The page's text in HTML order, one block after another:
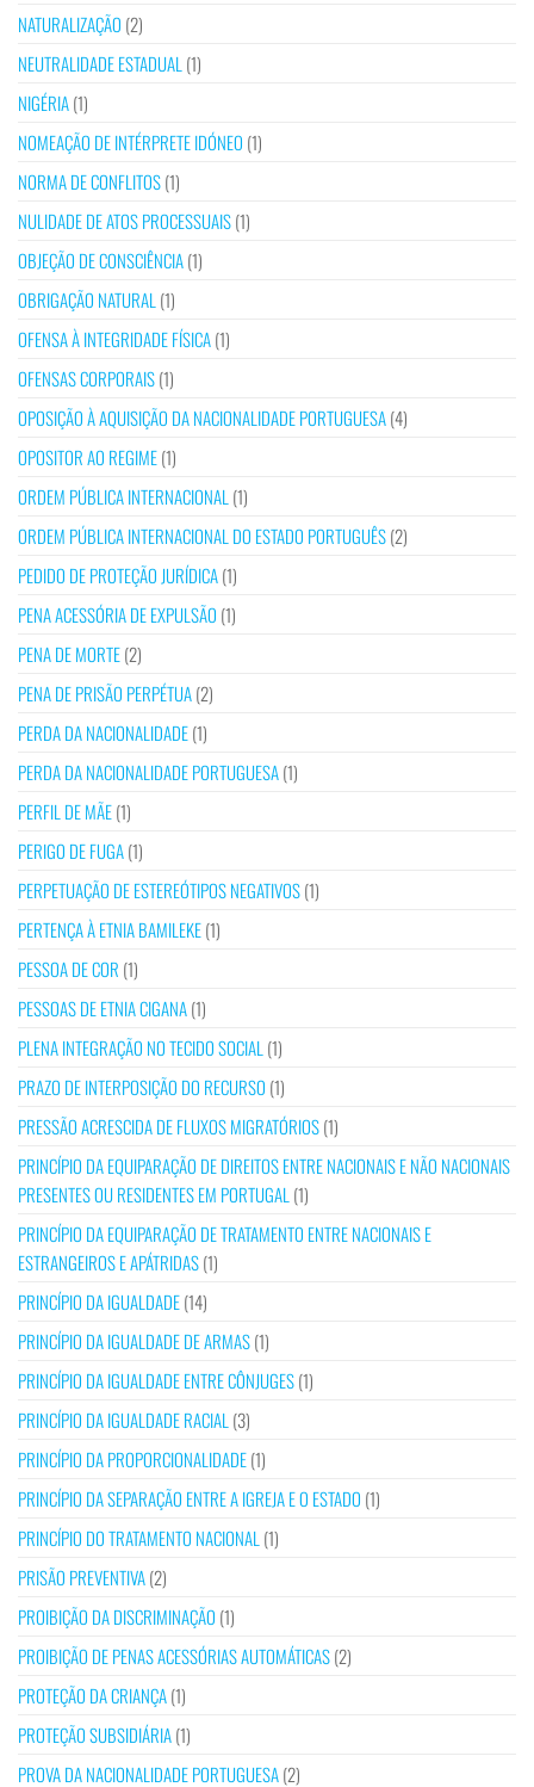
NATURALIZAÇÃO (2)
NEUTRALIDADE ESTADUAL (1)
NIGÉRIA(1)
NOMEAÇÃO DE INTÉRPRETE IDÓNEO (1)
NORMA DE CONFLITOS(1)
NULIDADE DE ATOS PROCESSUAIS(1)
OBJEÇÃO DE CONSCIÊNCIA(1)
OBRIGAÇÃO NATURAL (1)
OFENSA À INTEGRIDADE FÍSICA(1)
OFENSAS CORPORAIS(1)
OPOSIÇÃO À AQUISIÇÃO DA NACIONALIDADE PORTUGUESA(4)
OPOSITOR AO REGIME(1)
ORDEM PÚBLICA INTERNACIONAL (1)
ORDEM PÚBLICA INTERNACIONAL DO ESTADO PORTUGUÊS(2)
PEDIDO DE PROTEÇÃO JURÍDICA(1)
PENA ACESSÓRIA DE EXPULSÃO (1)
PENA DE MORTE(2)
PENA DE PRISÃO PERPÉTUA(2)
PERDA DA NACIONALIDADE(1)
PERDA DA NACIONALIDADE PORTUGUESA(1)
PERFIL DE MÃE(1)
PERIGO DE FUGA(1)
PERPETUAÇÃO DE ESTEREÓTIPOS NEGATIVOS(1)
PERTENÇA À ETNIA BAMILEKE(1)
PESSOA DE COR (1)
PESSOAS DE ETNIA CIGANA(1)
PLENA INTEGRAÇÃO NO TECIDO SOCIAL (1)
PRAZO DE INTERPOSIÇÃO DO RECURSO (1)
PRESSÃO ACRESCIDA DE FLUXOS MIGRATÓRIOS(1)
PRINCÍPIO DA EQUIPARAÇÃO DE DIREITOS ENTRE NACIONAIS E NÃO NACIONAIS
PRESENTES OU RESIDENTES EM PORTUGAL (1)
PRINCÍPIO DA EQUIPARAÇÃO DE TRATAMENTO ENTRE NACIONAIS E
ESTRANGEIROS E APÁTRIDAS(1)
PRINCÍPIO DA IGUALDADE(14)
PRINCÍPIO DA IGUALDADE DE ARMAS(1)
PRINCÍPIO DA IGUALDADE ENTRE CÔNJUGES(1)
PRINCÍPIO DA IGUALDADE RACIAL (3)
PRINCÍPIO DA PROPORCIONALIDADE(1)
PRINCÍPIO DA SEPARAÇÃO ENTRE A IGREJA E O ESTADO (1)
PRINCÍPIO DO TRATAMENTO NACIONAL (1)
PRISÃO PREVENTIVA(2)
PROIBIÇÃO DA DISCRIMINAÇÃO (1)
PROIBIÇÃO DE PENAS ACESSÓRIAS AUTOMÁTICAS(2)
PROTEÇÃO DA CRIANÇA(1)
PROTEÇÃO SUBSIDIÁRIA(1)
PROVA DA NACIONALIDADE PORTUGUESA(2)